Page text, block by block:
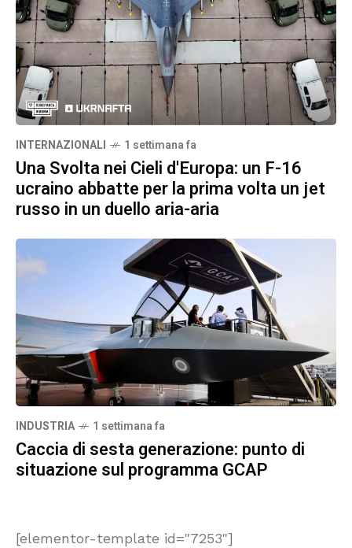
INTERNAZIONALI 1 settimana fa
Una Svolta nei Cieli d'Europa: un F-16
ucraino abbatte per la prima volta un jet
russo in un duello aria-aria
INDUSTRIA 1 settimana fa
Caccia di sesta generazione: punto di
situazione sul programma GCAP
[elementor-template id="7253"]